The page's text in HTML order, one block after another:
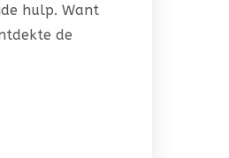
hulp. Want
de